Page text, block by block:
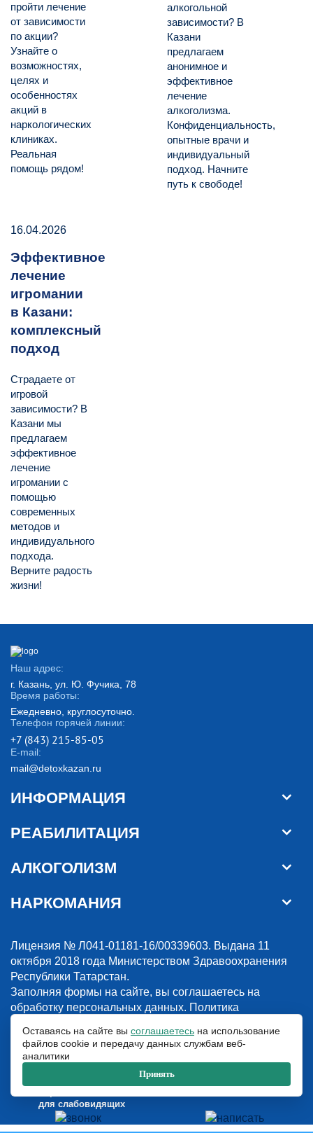
пройти лечение
от зависимости
по акции?
Узнайте о
возможностях,
целях и
особенностях
акций в
наркологических
клиниках.
Реальная
помощь рядом!
алкогольной
зависимости? В
Казани
предлагаем
анонимное и
эффективное
лечение
алкоголизма.
Конфиденциальность,
опытные врачи и
индивидуальный
подход. Начните
путь к свободе!
16.04.2026
Эффективное
лечение
игромании
в Казани:
комплексный
подход
Страдаете от
игровой
зависимости? В
Казани мы
предлагаем
эффективное
лечение
игромании с
помощью
современных
методов и
индивидуального
подхода.
Верните радость
жизни!
Наш адрес:
г. Казань, ул. Ю. Фучика, 78
Время работы:
Ежедневно, круглосуточно.
Телефон горячей линии:
+7 (843) 215-85-05
E-mail:
mail@detoxkazan.ru
ИНФОРМАЦИЯ
РЕАБИЛИТАЦИЯ
АЛКОГОЛИЗМ
НАРКОМАНИЯ
Лицензия № Л041-01181-16/00339603. Выдана 11
октября 2018 года Министерством Здравоохранения
Республики Татарстан.
Заполняя формы на сайте, вы соглашаетесь на
обработку персональных данных. Политика
© 2018-2026. Наркологическая клиника “Detox”. Все права защищены.
Указанные на сайте цены и информация имеют информационный
характер и не являются публичной офертой.
ООО «Детокс», ИНН 1660311156, ОГРН 1181690030708
для слабовидящих
Оставаясь на сайте вы соглашаетесь на использование
файлов cookie и передачу данных службам веб-
аналитики
Принять